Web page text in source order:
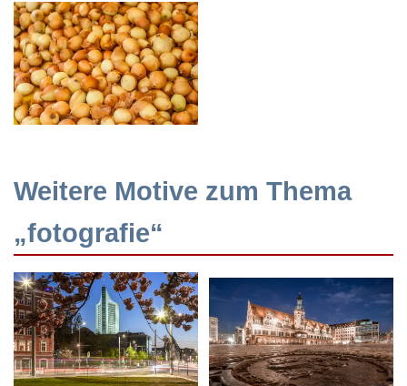
Weitere Motive zum Thema
„fotografie“